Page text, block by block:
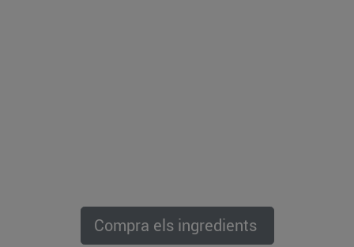
Compra els ingredients